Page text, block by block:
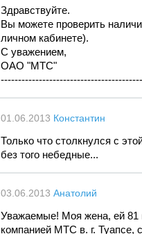
Здравствуйте.
Вы можете проверить
личном кабинете).
С уважением,
ОАО "МТС"
01.06.2013 Константин
Только что столкнулся с
без того небедные...
03.06.2013 Анатолий
Уважаемые! Моя жена, ей 81
компанией МТС в. г. Туапсе,